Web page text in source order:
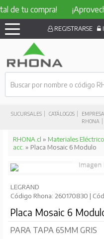
tu compra!
SUCURSALES CATÁLOGOS EMPRESA
RHONA
REGISTRARSE
RHONA.cl » Materiales
acc. » Placa Mosaic 6 Modulo
LEGRAND
Código Rhona: 260170830 |
Placa Mosaic 6
PARA TAPA 65MM GRIS